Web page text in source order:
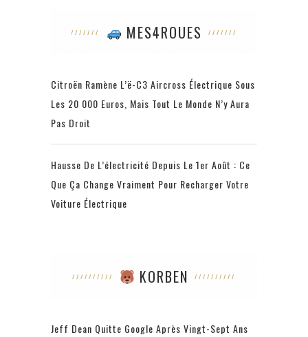
MES4ROUES
Citroën Ramène L’ë-C3 Aircross Électrique Sous
Les 20 000 Euros, Mais Tout Le Monde N’y Aura
Pas Droit
Hausse De L’électricité Depuis Le 1er Août : Ce
Que Ça Change Vraiment Pour Recharger Votre
Voiture Électrique
KORBEN
Jeff Dean Quitte Google Après Vingt-Sept Ans